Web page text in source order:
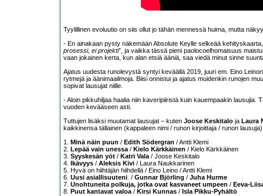
Tyylillinen evoluutio on siis ollut jo tähän mennessä huima, mutta
- En ainakaan pysty näkemään Absolute Keylle selkeää
prosessi, ei projekti”, ja vaikka tässä pieni paolocoelhomaisuus
vaan jokainen kerta, kun alan etsiä ääniä, saa viedä minut sinne
Ajatus uudesta runolevystä syntyi keväällä 2019, juuri em. Eino
rytmejä ja äänimaailmoja. Biisi onnistui ja ajatus muidenkin runojen
sopivat lausujat niille.
- Aloin pikkuhiljaa haalia niin kaveripiiristä kuin kauempaakin
vuoden kevääseen asti.
Tuttujen lisäksi muutamat lausujat – kuten Joose Keskitalo ja Laura
kaikkinensa tällainen (kappaleen nimi / runon kirjoittaja / runon
1. Minä näin puun / Edith Södergran / Antti Klemi
2. Lepää vain unessa/ Kielo Kärkkäinen / Kielo Kärkkäinen
3. Syyskesän yöt / Katri Vala/ Joose Keskitalo
4.
Ikävyys / Aleksis Kivi / Laura Naukkarinen
5. Hyvä on hiihtäjän hiihdellä / Eino Leino / Antti Klemi
6. Uusi asiallisuuteni. / Gunnar Björling / Juha Hurme
7. Unohtuneita polkuja, jotka ovat kasvaneet umpeen / Eeva-
8. Puut kantavat valoa/ Kirsi Kunnas / Isla Pikku-Pyhältö